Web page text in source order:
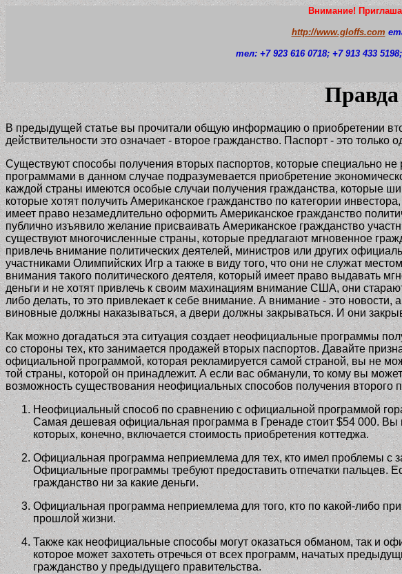
Внимание!
http://www.gloffs.com
тел: +7 923 616 0718; +7 913 433
Правда
В предыдущей статье вы прочитали общую информацию о приобретении
действительности это означает - второе гражданство. Паспорт - это только
Существуют способы получения вторых паспортов, которые специально
программами в данном случае подразумевается приобретение
каждой страны имеются особые случаи получения гражданства, которые
которые хотят получить Американское гражданство по категории
имеет право незамедлительно оформить Американское гражданство
публично изъявило желание присваивать Американское гражданство
существуют многочисленные страны, которые предлагают мгновенное
привлечь внимание политических деятелей, министров или других
участниками Олимпийских Игр а также в виду того, что они не служат
внимания такого политического деятеля, который имеет право выдавать
деньги и не хотят привлечь к своим махинациям внимание США, они
либо делать, то это привлекает к себе внимание. А внимание - это новости,
виновные должны наказываться, а двери должны закрываться. И они
Как можно догадаться эта ситуация создает неофициальные программы
со стороны тех, кто занимается продажей вторых паспортов. Давайте
официальной программой, которая рекламируется самой страной, вы не
той страны, которой он принадлежит. А если вас обманули, то кому вы
возможность существования неофициальных способов получения второго
Неофициальный способ по сравнению с официальной программой
Самая дешевая официальная программа в Гренаде стоит $54 000. Вы
которых, конечно, включается стоимость приобретения коттеджа.
Официальная программа неприемлема для тех, кто имел проблемы с
Официальные программы требуют предоставить отпечатки пальцев.
гражданство ни за какие деньги.
Официальная программа неприемлема для того, кто по какой-либо
прошлой жизни.
Также как неофициальные способы могут оказаться обманом, так и
которое может захотеть отречься от всех программ, начатых
гражданство у предыдущего правительства.